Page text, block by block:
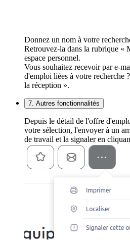
Donnez un nom à votre
Retrouvez-la dans la rubrique «
espace personnel.
Vous souhaitez recevoir par e-
d'emploi liées à votre recherche
la réception ».
7. Autres fonctionnalités
Depuis le détail de l'offre
votre sélection, l'envoyer à un
de travail et la signaler en